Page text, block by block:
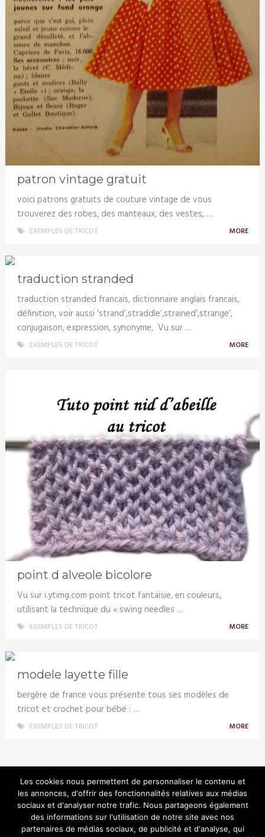
patron vintage gratuit
voici patrons gratuits de couture vintage de vous
trouverez des robes, des manteaux, des vestes, …
EXEMPLES DE TRICOT MORE
traduction stranded
traduction stranded francais, dictionnaire anglais francais,
définition, voir aussi ‘strand’,straddle’,strained’,strange’,
conjugaison, expression, synonyme, Vu sur …
EXEMPLES DE TRICOT MORE
point d alveole bicolore
Vu sur i.ytimg.com point tricot fantaisie, en couleurs,
utilisant la technique du « swing needles …
EXEMPLES DE TRICOT MORE
modele layette fille
bergère de france vous présente tous ses modèles de
tricot et crochet pour bébé : …
EXEMPLES DE TRICOT MORE
Tricotin
Les cookies nous permettent de personnaliser le contenu et
les annonces, d'offrir des fonctionnalités relatives aux médias
sociaux et d'analyser notre trafic. Nous partageons également
des informations sur l'utilisation de notre site avec nos
partenaires de médias sociaux, de publicité et d'analyse, qui